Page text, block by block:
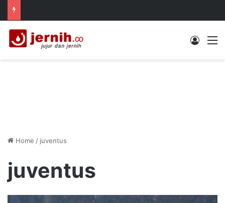
Log In
Home / juventus
juventus